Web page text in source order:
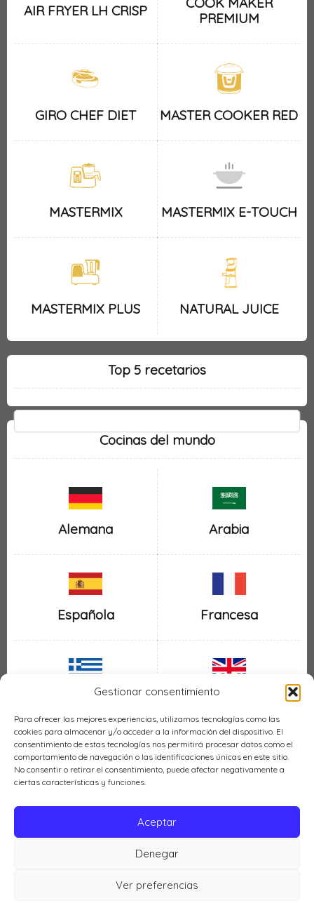
Gestionar consentimiento
Para ofrecer las mejores experiencias, utilizamos tecnologías como las
cookies para almacenar y/o acceder a la información del dispositivo. El
consentimiento de estas tecnologías nos permitirá procesar datos como el
comportamiento de navegación o las identificaciones únicas en este sitio.
No consentir o retirar el consentimiento, puede afectar negativamente a
ciertas características y funciones.
Aceptar
Denegar
Ver preferencias
AIR FRYER LH CRISP
PREMIUM
GIRO CHEF DIET MASTER COOKER RED
MASTERMIX MASTERMIX E-TOUCH
MASTERMIX PLUS NATURAL JUICE
Top 5 recetarios
Cocinas del mundo
Alemana Arabia
Española Francesa
Griega Inglesa
Italiana